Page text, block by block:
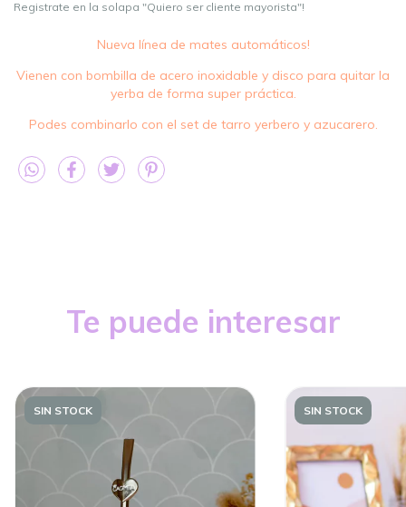
Registrate en la solapa "Quiero ser cliente mayorista"!
Nueva línea de mates automáticos!
Vienen con bombilla de acero inoxidable y disco para quitar la
yerba de forma super práctica.
Podes combinarlo con el set de tarro yerbero y azucarero.
Te puede interesar
SIN STOCK SIN STOCK